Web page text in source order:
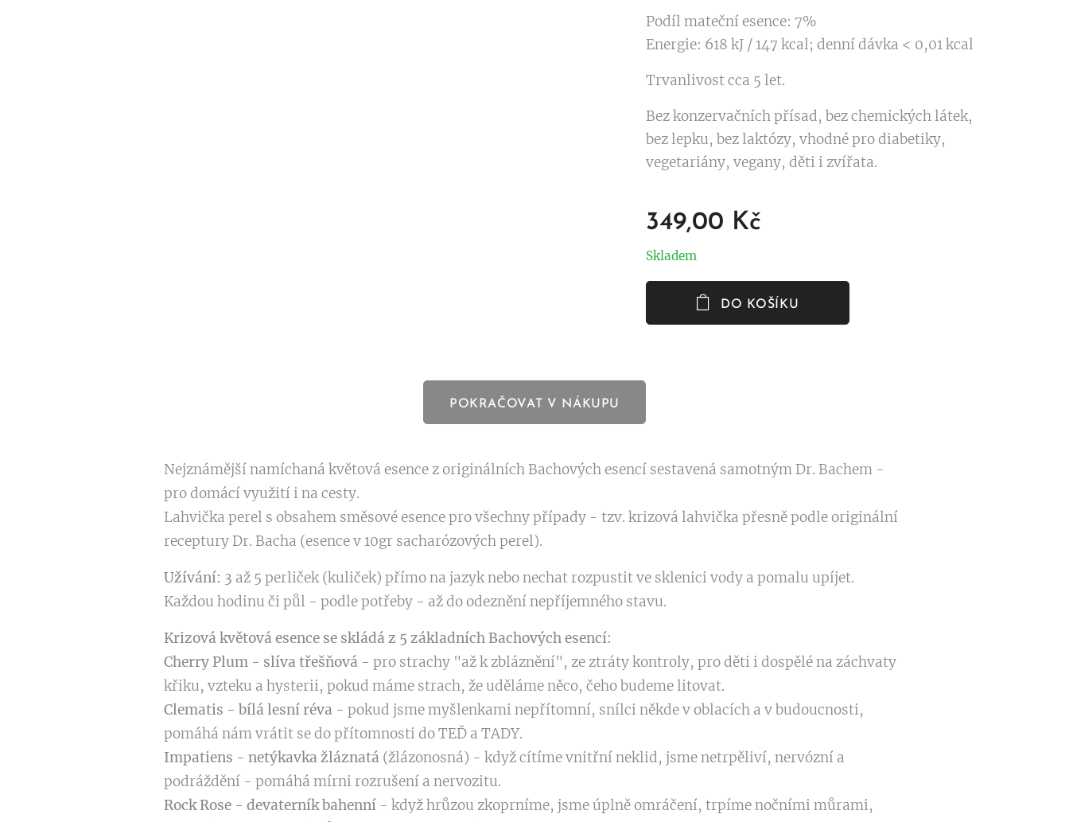
Podíl mateční esence: 7%
Energie: 618 kJ / 147 kcal; denní dávka < 0,01 kcal
Trvanlivost cca 5 let.
Bez konzervačních přísad, bez chemických látek,
bez lepku, bez laktózy, vhodné pro diabetiky,
vegetariány, vegany, děti i zvířata.
349,00 Kč
Skladem
DO KOŠÍKU
POKRAČOVAT V NÁKUPU
Nejznámější namíchaná květová esence z originálních Bachových esencí sestavená samotným Dr. Bachem -
pro domácí využití i na cesty.
Lahvička perel s obsahem směsové esence pro všechny případy - tzv. krizová lahvička přesně podle originální
receptury Dr. Bacha (esence v 10gr sacharózových perel).
Užívání: 3 až 5 perliček (kuliček) přímo na jazyk nebo nechat rozpustit ve sklenici vody a pomalu upíjet.
Každou hodinu či půl - podle potřeby - až do odeznění nepříjemného stavu.
Krizová květová esence se skládá z 5 základních Bachových esencí:
Cherry Plum - slíva třešňová - pro strachy "až k zbláznění", ze ztráty kontroly, pro děti i dospělé na záchvaty
křiku, vzteku a hysterii, pokud máme strach, že uděláme něco, čeho budeme litovat.
Clematis - bílá lesní réva - pokud jsme myšlenkami nepřítomní, snílci někde v oblacích a v budoucnosti,
pomáhá nám vrátit se do přítomnosti do TEĎ a TADY.
Impatiens - netýkavka žláznatá (žlázonosná) - když cítíme vnitřní neklid, jsme netrpěliví, nervózní a
podráždění - pomáhá mírni rozrušení a nervozitu.
Rock Rose - devaterník bahenní- když hrůzou zkoprníme, jsme úplně omráčení, trpíme nočními můrami,